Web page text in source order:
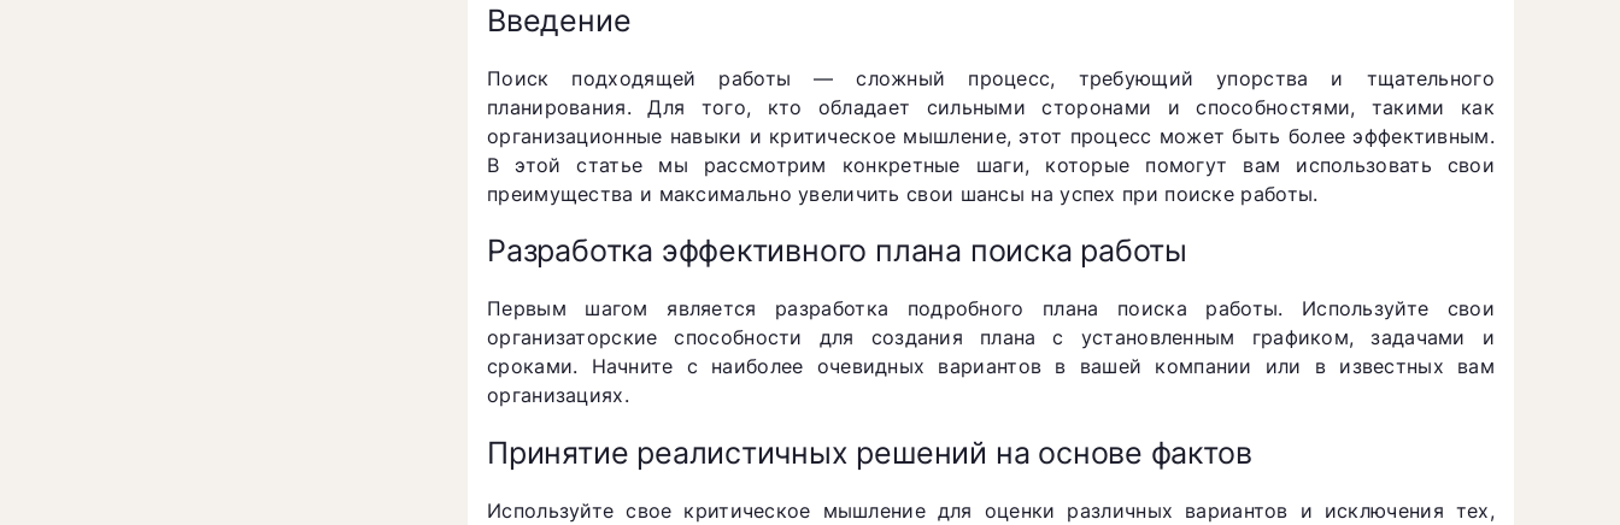
Введение
Поиск подходящей работы — сложный процесс, требующий упорства и тщательного
планирования. Для того, кто обладает сильными сторонами и способностями, такими как
организационные навыки и критическое мышление, этот процесс может быть более эффективным.
В этой статье мы рассмотрим конкретные шаги, которые помогут вам использовать свои
преимущества и максимально увеличить свои шансы на успех при поиске работы.
Разработка эффективного плана поиска работы
Первым шагом является разработка подробного плана поиска работы. Используйте свои
организаторские способности для создания плана с установленным графиком, задачами и
сроками. Начните с наиболее очевидных вариантов в вашей компании или в известных вам
организациях.
Принятие реалистичных решений на основе фактов
Используйте свое критическое мышление для оценки различных вариантов и исключения тех,